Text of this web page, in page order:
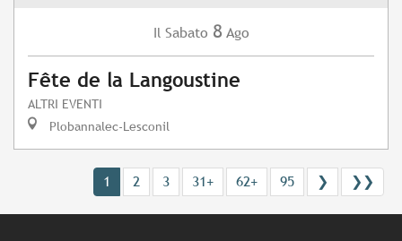
Il Sabato 8 Ago
Fête de la Langoustine
ALTRI EVENTI
Plobannalec-Lesconil
1 2 3 31+ 62+ 95 ❯ ❯❯